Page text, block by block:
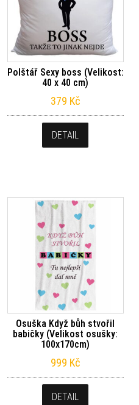
Polštář Sexy boss (Velikost:
40 x 40 cm)
379 Kč
DETAIL
Osuška Když bůh stvořil
babičky (Velikost osušky:
100x170cm)
999 Kč
DETAIL